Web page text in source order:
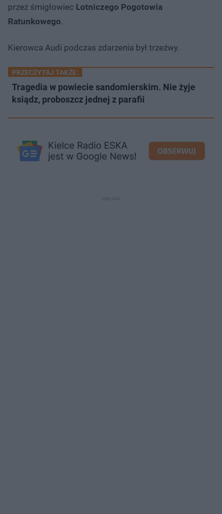
przez śmigłowiec Lotniczego Pogotowia
Ratunkowego.
Kierowca Audi podczas zdarzenia był trzeźwy.
PRZECZYTAJ TAKŻE:
Tragedia w powiecie sandomierskim. Nie żyje
ksiądz, proboszcz jednej z parafii